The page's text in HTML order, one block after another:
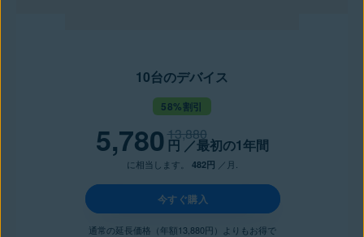
10台のデバイス
58%割引
5,78013,880
円 ／最初の1年間
に相当します。 482円 ／月.
今すぐ購入
通常の延長価格（年額13,880円）よりもお得で